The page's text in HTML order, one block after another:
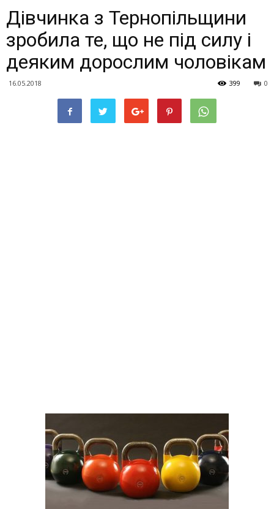
Дівчинка з Тернопільщини
зробила те, що не під силу і
деяким дорослим чоловікам
16.05.2018 0
399